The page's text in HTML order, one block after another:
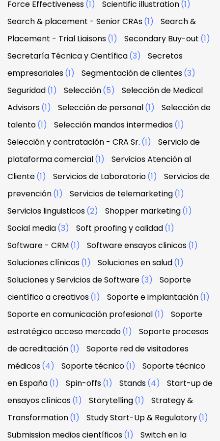
Force Effectiveness(1) Scientific illustration(1)
Search & placement - Senior CRAs(1)
Search &
Placement - Trial Liaisons(1) Secondary Buy-out (1)
Secretaría Técnica y Científica(3)
Secretos
empresariales(1) Segmentación de clientes(3)
Seguridad(1) Selección(5)
Selección de Medical
Advisors(1) Selección de personal(1)
Selección de
talento(1) Selección mandos intermedios(1)
Selección y contratación - CRA Sr. (1)
Servicio de
plataforma comercial(1)
Servicios Atención al
Cliente(1) Servicios de Laboratorio(1)
Servicios de
prevención(1) Servicios de telemarketing(1)
Servicios linguisticos(2) Shopper marketing(1)
Social media(3) Soft proofing y calidad(1)
Software - CRM(1) Software ensayos clinicos(1)
Soluciones clínicas(1) Soluciones en salud(1)
Soluciones y Servicios de Software(3)
Soporte
científico a creativos(1) Soporte e implantación(1)
Soporte en comunicación profesional(1)
Soporte
estratégico acceso mercado(1)
Soporte procesos
de acreditación(1)
Soporte red de visitadores
médicos(4) Soporte técnico(1)
Soporte técnico
en España(1) Spin-offs(1) Stands(4)
Start-up de
ensayos clínicos(1) Storytelling(1)
Strategy &
Transformation(1) Study Start-Up & Regulatory(1)
Submission medios científicos(1)
Switch en la